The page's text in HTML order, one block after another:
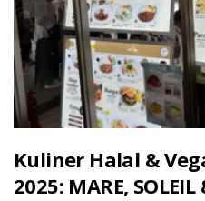
Kuliner Halal &
2025: MARE, SOLEIL